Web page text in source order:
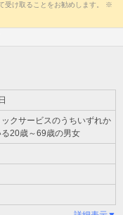
受け取ることをお勧めします。 ※
クサービスのうちいずれか
20歳～69歳の男女